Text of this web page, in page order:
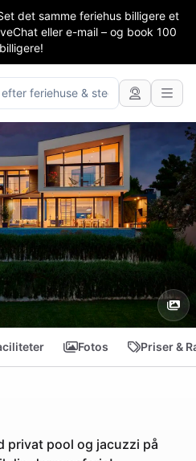
det samme feriehus billigere et
eller e-mail – og book 100
Fotos Priser &
privat pool og jacuzzi på